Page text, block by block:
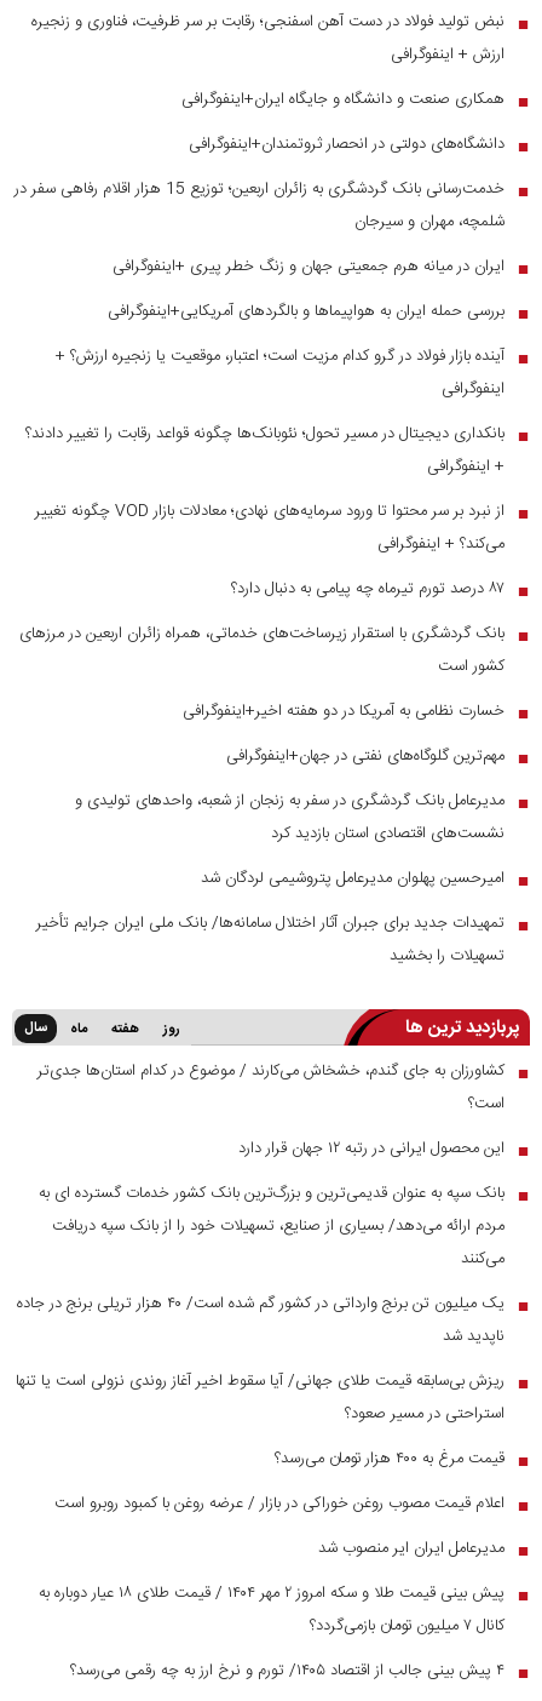
■
نبض تولید فولاد در دست آهن اسفنجی؛ رقابت بر سر ظرفیت، فناوری و زنجیره
ارزش + اینفوگرافی
■ همکاری صنعت و دانشگاه و جایگاه ایران+اینفوگرافی
■ دانشگاه‌های دولتی در انحصار ثروتمندان+اینفوگرافی
■
خدمت‌رسانی بانک گردشگری به زائران اربعین؛ توزیع 15 هزار اقلام رفاهی سفر در
شلمچه، مهران و سیرجان
■ ایران در میانه هرم جمعیتی جهان و زنگ خطر پیری +اینفوگرافی
■ بررسی حمله ایران به هواپیماها و بالگردهای آمریکایی+اینفوگرافی
■ آینده بازار فولاد در گرو کدام مزیت است؛ اعتبار، موقعیت یا زنجیره ارزش؟ +
اینفوگرافی
■ بانکداری دیجیتال در مسیر تحول؛ نئوبانک‌ها چگونه قواعد رقابت را تغییر دادند؟
+ اینفوگرافی
■
از نبرد بر سر محتوا تا ورود سرمایه‌های نهادی؛ معادلات بازار VOD چگونه تغییر
می‌کند؟ + اینفوگرافی
■ ۸۷ درصد تورم تیرماه چه پیامی به دنبال دارد؟
■ بانک گردشگری با استقرار زیرساخت‌های خدماتی، همراه زائران اربعین در مرز‌های
کشور است
■ خسارت نظامی به آمریکا در دو هفته اخیر+اینفوگرافی
■ مهم‌ترین گلوگاه‌های نفتی در جهان+اینفوگرافی
■ مدیرعامل بانک گردشگری در سفر به زنجان از شعبه، واحدهای تولیدی و
نشست‌های اقتصادی استان بازدید کرد
■ امیرحسین پهلوان مدیرعامل پتروشیمی لردگان شد
■
تمهیدات جدید برای جبران آثار اختلال سامانه‌ها/ بانک ملی ایران جرایم تأخیر
تسهیلات را بخشید
پربازدید ترین ها روز هفته ماه سال
■ کشاورزان به جای گندم، خشخاش می‌کارند / موضوع در کدام استان‌ها جدی‌تر
است؟
■ این محصول ایرانی در رتبه ۱۲ جهان قرار دارد
■ بانک سپه به عنوان قدیمی‌ترین و بزرگ‌ترین بانک کشور خدمات گسترده ای به
مردم ارائه می‌دهد/ بسیاری از صنایع، تسهیلات خود را از بانک سپه دریافت
می‌کنند
■
یک میلیون تن برنج وارداتی در کشور گم شده است/ ۴۰ هزار تریلی برنج در جاده
ناپدید شد
■
ریزش بی‌سابقه قیمت طلای جهانی/ آیا سقوط اخیر آغاز روندی نزولی است یا تنها
استراحتی در مسیر صعود؟
■ قیمت مرغ به ۴۰۰ هزار تومان می‌رسد؟
■ اعلام قیمت مصوب روغن خوراکی در بازار / عرضه روغن با کمبود روبرو است
■ مدیرعامل ایران ایر منصوب شد
■
پیش بینی قیمت طلا و سکه امروز ۲ مهر ۱۴۰۴ / قیمت طلای ۱۸ عیار دوباره به
کانال ۷ میلیون تومان بازمی‌گردد؟
■ ۴ پیش بینی جالب از اقتصاد ۱۴۰۵/ تورم و نرخ ارز به چه رقمی می‌رسد؟